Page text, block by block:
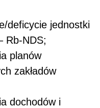
deficycie jednostki
Rb-NDS;
planów
zakładów
dochodów i